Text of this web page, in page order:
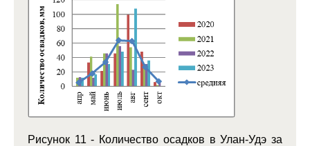
Рисунок 11 - Количество осадков в Улан-Удэ за